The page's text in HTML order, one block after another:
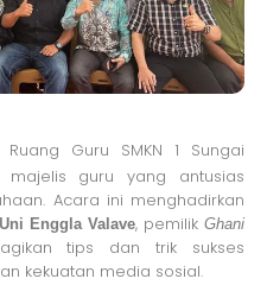
Ruang Guru SMKN 1 Sungai
guru yang antusias
Acara ini menghadirkan
Uni Enggla Valave, pemilik Ghani
tips dan trik sukses
kekuatan media sosial.